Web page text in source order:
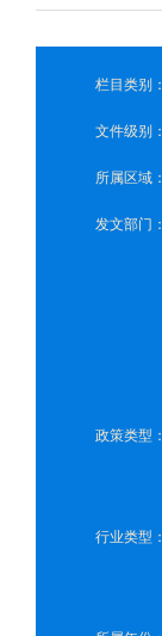
栏目类别：
文件级别：
所属区域：
发文部门：
政策类型：
行业类型：